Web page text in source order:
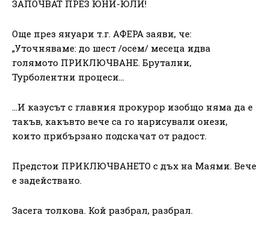
ЗАПОЧВАТ ПРЕЗ ЮНИ-ЮЛИ!
Още през януари т.г. АФЕРА заяви, че:
„Уточняваме: до шест /осем/ месеца идва
голямото ПРИКЛЮЧВАНЕ. Брутални,
Турболентни процеси…
…И казусът с главния прокурор изобщо няма да е
такъв, какъвто вече са го нарисували онези,
които прибързано подскачат от радост.
Предстои ПРИКЛЮЧВАНЕТО с дъх на Маями. Вече
е задействано.
Засега толкова. Кой разбрал, разбрал.